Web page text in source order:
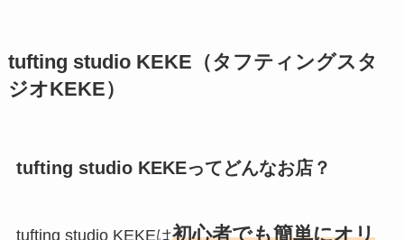
tufting studio KEKE（タフティングスタ
ジオKEKE）
tufting studio KEKEってどんなお店？
tufting studio KEKEは初心者でも簡単にオリ